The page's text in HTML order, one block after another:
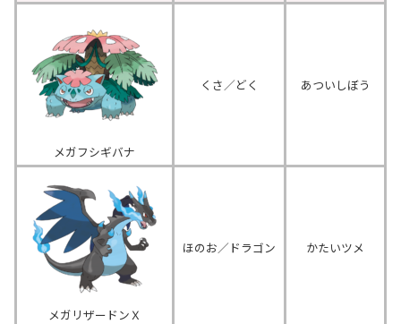
メガフシギバナ
くさ／どく あついしぼう
メガリザードンＸ
ほのお／ドラゴン かたいツメ